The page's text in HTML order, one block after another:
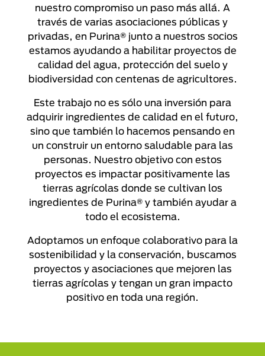
nuestro compromiso un paso más allá. A
través de varias asociaciones públicas y
privadas, en Purina® junto a nuestros socios
estamos ayudando a habilitar proyectos de
calidad del agua, protección del suelo y
biodiversidad con centenas de agricultores.
Este trabajo no es sólo una inversión para
adquirir ingredientes de calidad en el futuro,
sino que también lo hacemos pensando en
un construir un entorno saludable para las
personas. Nuestro objetivo con estos
proyectos es impactar positivamente las
tierras agrícolas donde se cultivan los
ingredientes de Purina® y también ayudar a
todo el ecosistema.
Adoptamos un enfoque colaborativo para la
sostenibilidad y la conservación, buscamos
proyectos y asociaciones que mejoren las
tierras agrícolas y tengan un gran impacto
positivo en toda una región.